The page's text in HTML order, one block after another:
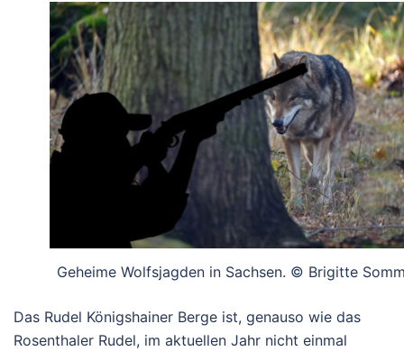
Geheime Wolfsjagden in Sachsen. © Brigitte
Das Rudel Königshainer Berge ist, genauso wie das
Rosenthaler Rudel, im aktuellen Jahr nicht einmal